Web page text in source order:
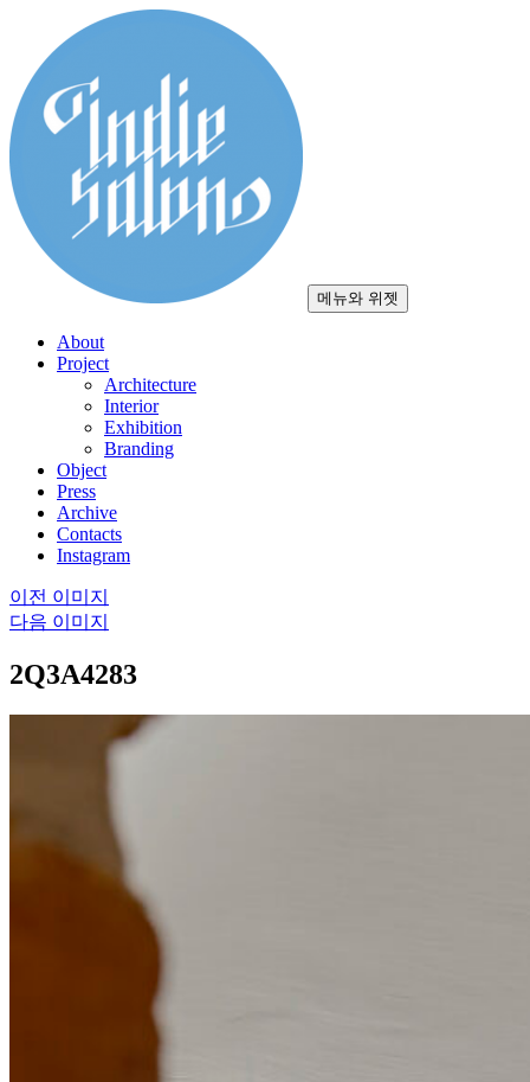
로
건
너
뛰
기
메뉴와 위젯
About
Project
Architecture
Interior
Exhibition
Branding
Object
Press
Archive
Contacts
Instagram
이전 이미지
다음 이미지
2Q3A4283